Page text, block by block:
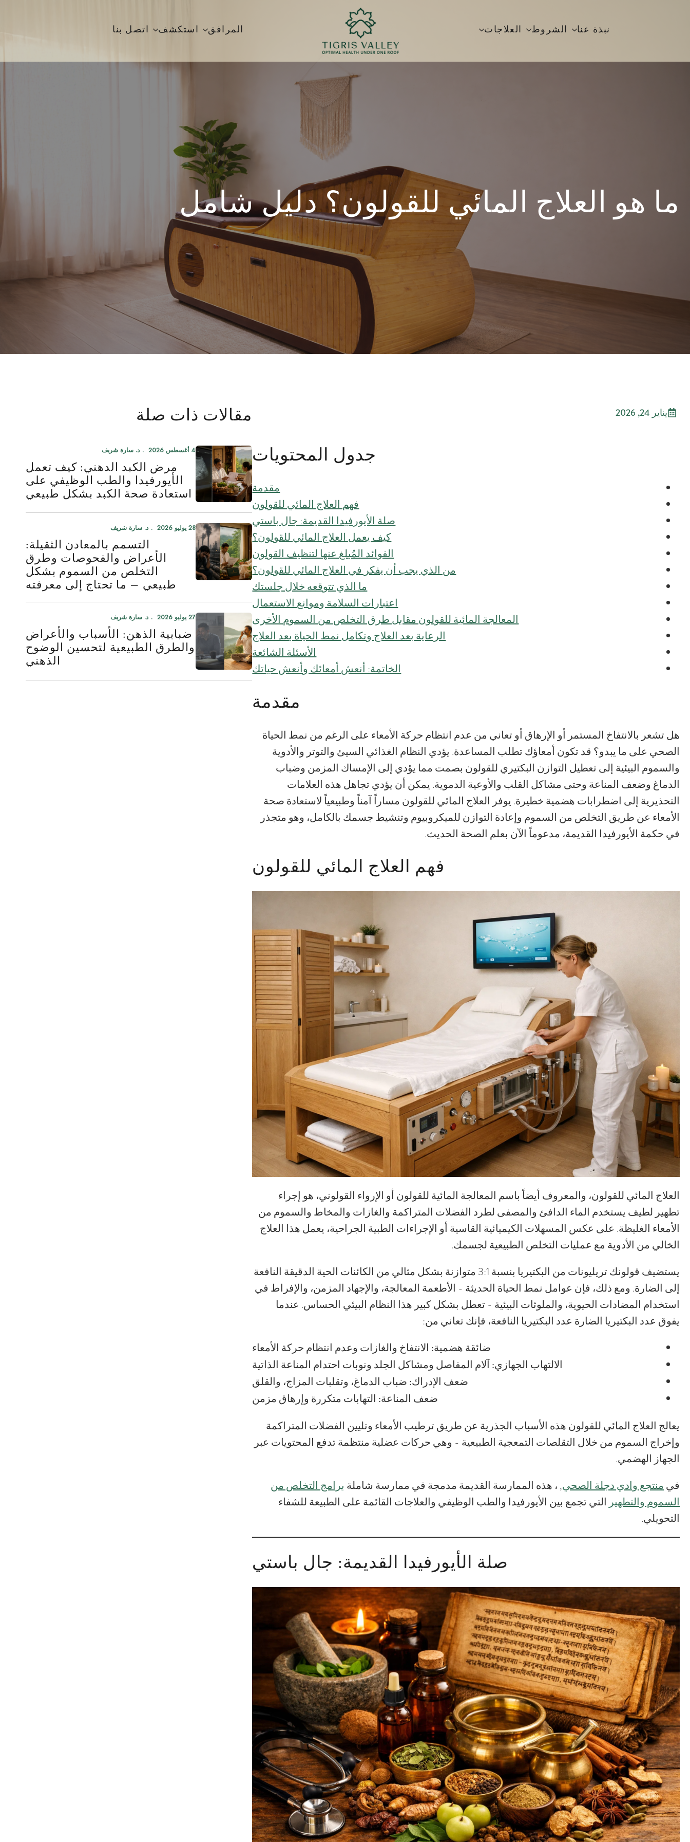
نبذة عنا الشروط العلاجات المرافق استكشف اتصل بنا
ما هو العلاج المائي للقولون؟ دليل شامل
يناير 24, 2026
جدول المحتويات
مقدمة
فهم العلاج المائي للقولون
صلة الأيورفيدا القديمة: جال باستي
كيف يعمل العلاج المائي للقولون؟
الفوائد المُبلغ عنها لتنظيف القولون
من الذي يجب أن يفكر في العلاج المائي للقولون؟
ما الذي تتوقعه خلال جلستك
اعتبارات السلامة وموانع الاستعمال
المعالجة المائية للقولون مقابل طرق التخلص من السموم الأخرى
الرعاية بعد العلاج وتكامل نمط الحياة بعد العلاج
الأسئلة الشائعة
الخاتمة: أنعش أمعائك وأنعش حياتك
مقدمة
هل تشعر بالانتفاخ المستمر أو الإرهاق أو تعاني من عدم انتظام حركة الأمعاء على الرغم من نمط الحياة
الصحي على ما يبدو؟ قد تكون أمعاؤك تطلب المساعدة. يؤدي النظام الغذائي السيئ والتوتر والأدوية
والسموم البيئية إلى تعطيل التوازن البكتيري للقولون بصمت مما يؤدي إلى الإمساك المزمن وضباب
الدماغ وضعف المناعة وحتى مشاكل القلب والأوعية الدموية. يمكن أن يؤدي تجاهل هذه العلامات
التحذيرية إلى اضطرابات هضمية خطيرة. يوفر العلاج المائي للقولون مساراً آمناً وطبيعياً لاستعادة صحة
الأمعاء عن طريق التخلص من السموم وإعادة التوازن للميكروبيوم وتنشيط جسمك بالكامل، وهو متجذر
في حكمة الأيورفيدا القديمة، مدعوماً الآن بعلم الصحة الحديث.
فهم العلاج المائي للقولون
العلاج المائي للقولون، والمعروف أيضاً باسم المعالجة المائية للقولون أو الإرواء القولوني، هو إجراء
تطهير لطيف يستخدم الماء الدافئ والمصفى لطرد الفضلات المتراكمة والغازات والمخاط والسموم من
الأمعاء الغليظة. على عكس المسهلات الكيميائية القاسية أو الإجراءات الطبية الجراحية، يعمل هذا العلاج
الخالي من الأدوية مع عمليات التخلص الطبيعية لجسمك.
يستضيف قولونك تريليونات من البكتيريا بنسبة 3:1 متوازنة بشكل مثالي من الكائنات الحية الدقيقة النافعة
إلى الضارة. ومع ذلك، فإن عوامل نمط الحياة الحديثة - الأطعمة المعالجة، والإجهاد المزمن، والإفراط في
استخدام المضادات الحيوية، والملوثات البيئية - تعطل بشكل كبير هذا النظام البيئي الحساس. عندما
يفوق عدد البكتيريا الضارة عدد البكتيريا النافعة، فإنك تعاني من:
ضائقة هضمية: الانتفاخ والغازات وعدم انتظام حركة الأمعاء
الالتهاب الجهازي:آلام المفاصل ومشاكل الجلد ونوبات احتدام المناعة الذاتية
ضعف الإدراك: ضباب الدماغ، وتقلبات المزاج، والقلق
ضعف المناعة: التهابات متكررة وإرهاق مزمن
يعالج العلاج المائي للقولون هذه الأسباب الجذرية عن طريق ترطيب الأمعاء وتليين الفضلات المتراكمة
وإخراج السموم من خلال التقلصات التمعجية الطبيعية - وهي حركات عضلية منتظمة تدفع المحتويات عبر
الجهاز الهضمي.
في منتجع وادي دجلة الصحي, ، هذه الممارسة القديمة مدمجة في ممارسة شاملة برامج التخلص من
السموم والتطهير التي تجمع بين الأيورفيدا والطب الوظيفي والعلاجات القائمة على الطبيعة للشفاء
التحويلي.
صلة الأيورفيدا القديمة: جال باستي
مقالات ذات صلة
مرض الكبد الدهني: كيف تعمل
الأيورفيدا والطب الوظيفي على
استعادة صحة الكبد بشكل طبيعي
4 أغسطس 2026 د. سارة شريف
التسمم بالمعادن الثقيلة:
الأعراض والفحوصات وطرق
التخلص من السموم بشكل
طبيعي — ما تحتاج إلى معرفته
28 يوليو 2026 د. سارة شريف
ضبابية الذهن: الأسباب والأعراض
والطرق الطبيعية لتحسين الوضوح
الذهني
27 يوليو 2026 د. سارة شريف